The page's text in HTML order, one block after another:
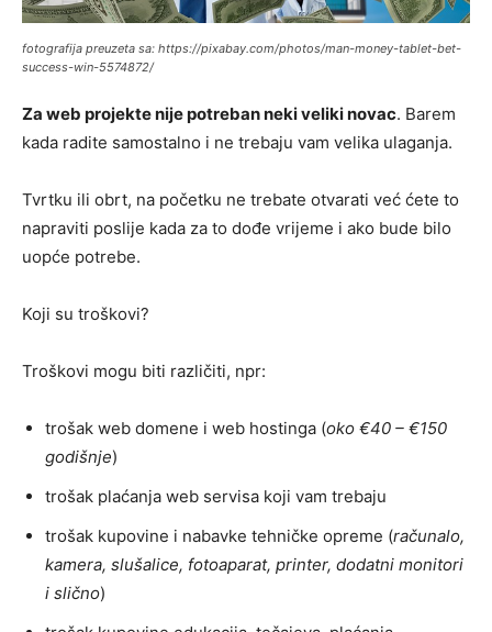
fotografija preuzeta sa: https://pixabay.com/photos/man-money-tablet-bet-
success-win-5574872/
Za web projekte nije potreban neki veliki novac. Barem
kada radite samostalno i ne trebaju vam velika ulaganja.
Tvrtku ili obrt, na početku ne trebate otvarati već ćete to
napraviti poslije kada za to dođe vrijeme i ako bude bilo
uopće potrebe.
Koji su troškovi?
Troškovi mogu biti različiti, npr:
trošak web domene i web hostinga (oko €40 – €150
godišnje)
trošak plaćanja web servisa koji vam trebaju
trošak kupovine i nabavke tehničke opreme (računalo,
kamera, slušalice, fotoaparat, printer, dodatni monitori
i slično)